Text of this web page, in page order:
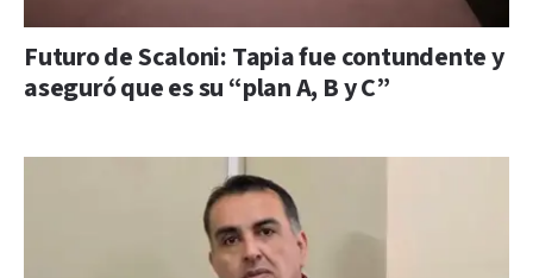
Futuro de Scaloni: Tapia fue contundente y
aseguró que es su “plan A, B y C”